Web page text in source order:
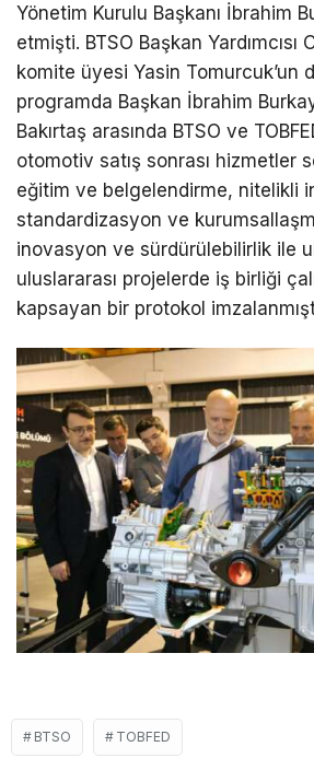
Yönetim Kurulu Başkanı İbrahim
etmişti. BTSO Başkan Yardımcısı
komite üyesi Yasin Tomurcuk’un
programda Başkan İbrahim
Bakırtaş arasında BTSO ve
otomotiv satış sonrası hizmetler
eğitim ve belgelendirme, nitelikli
standardizasyon ve
inovasyon ve sürdürülebilirlik ile
uluslararası projelerde iş birliği
kapsayan bir protokol
BTSO TOBFED